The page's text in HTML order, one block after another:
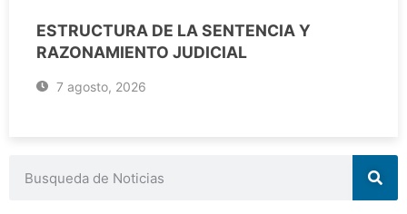
ESTRUCTURA DE LA SENTENCIA Y
RAZONAMIENTO JUDICIAL
7 agosto, 2026